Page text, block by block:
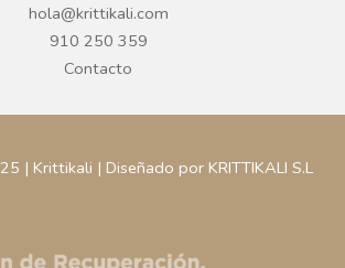
hola@krittikali.com
910 250 359
Contacto
| Krittikali | Diseñado por KRITTIKALI S.L